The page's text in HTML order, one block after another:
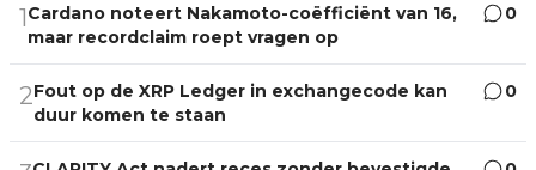
1Cardano noteert Nakamoto-coëfficiënt van 16,
maar recordclaim roept vragen op
0
2Fout op de XRP Ledger in exchangecode kan
duur komen te staan
0